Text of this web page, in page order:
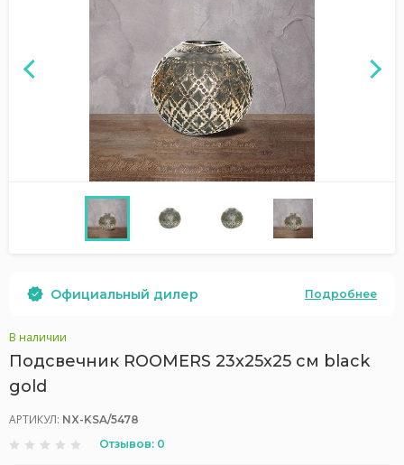
Официальный дилер Подробнее
В наличии
Подсвечник ROOMERS 23x25x25 см black
gold
АРТИКУЛ: NX-KSA/5478
Отзывов: 0